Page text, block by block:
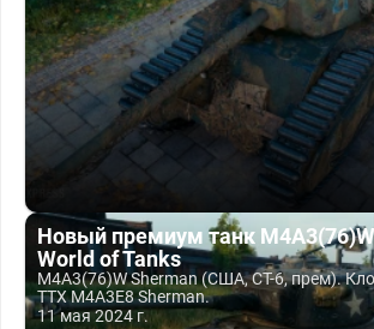
Новый премиум танк
World of Tanks
M4A3(76)W Sherman (США, СТ-6, прем).
ТТХ M4A3E8 Sherman.
11 мая 2024 г.